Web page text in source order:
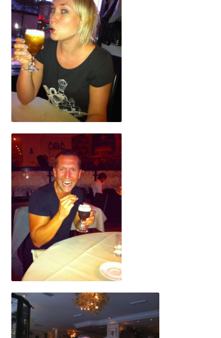
Barn?
Önskelista
Önska musik
OSA
Kassa
Mitt konto
Om
Varukorg
Webbutik